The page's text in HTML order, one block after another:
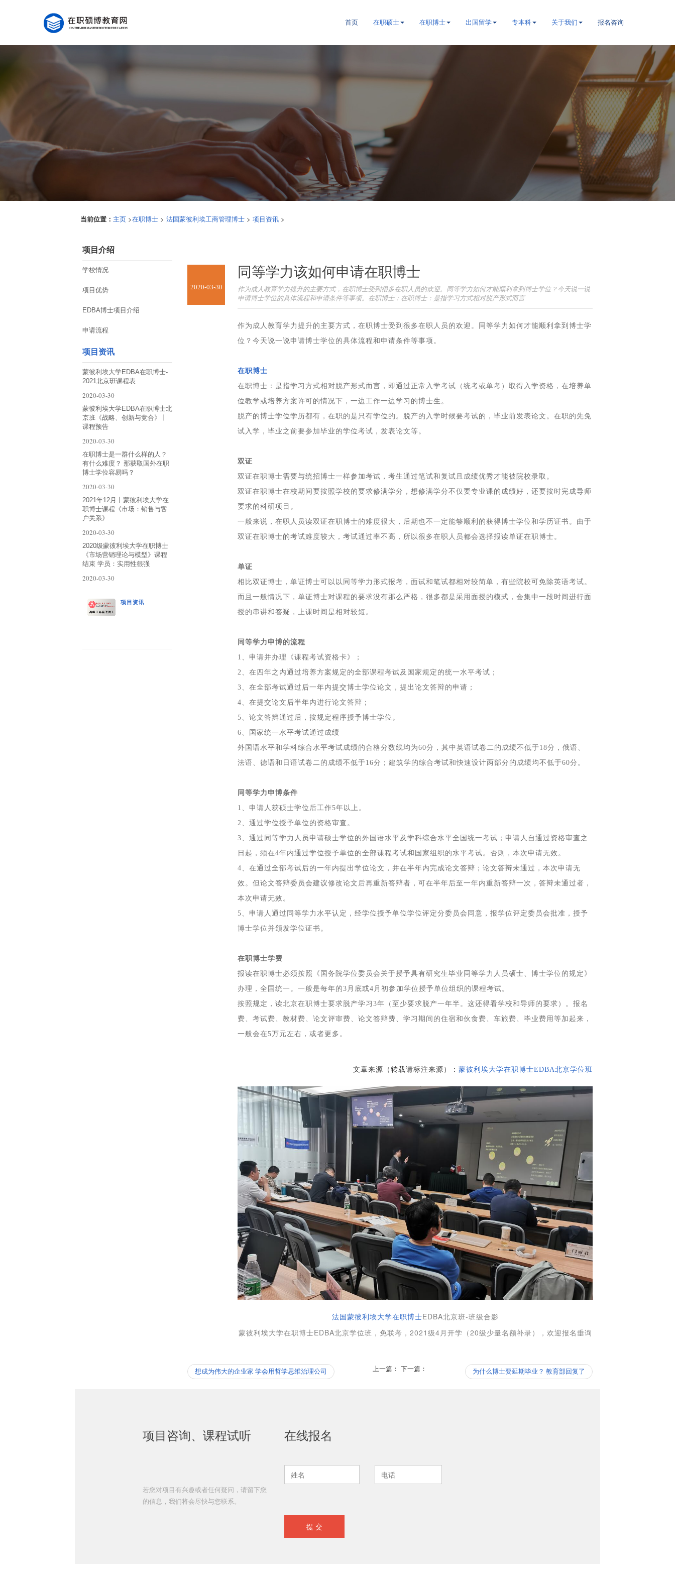
首页 在职硕士 在职博士 出国留学 专本科 关于我们 报名咨询
当前位置： 主页>在职博士> 法国蒙彼利埃工商管理博士> 项目资讯>
项目介绍
学校情况
项目优势
EDBA博士项目介绍
申请流程
项目资讯
蒙彼利埃大学EDBA在职博士-
2021北京班课程表
2020-03-30
蒙彼利埃大学EDBA在职博士北
京班《战略、创新与竞合》丨
课程预告
2020-03-30
在职博士是一群什么样的人？
有什么难度？ 那获取国外在职
博士学位容易吗？
2020-03-30
2021年12月丨蒙彼利埃大学在
职博士课程《市场：销售与客
户关系》
2020-03-30
2020级蒙彼利埃大学在职博士
《市场营销理论与模型》课程
结束 学员：实用性很强
2020-03-30
项目资讯
2020-03-30
同等学力该如何申请在职博士
作为成人教育学力提升的主要方式，在职博士受到很多在职人员的欢迎。同等学力如何才能顺利拿到博士学位？今天说一说
申请博士学位的具体流程和申请条件等事项。在职博士：在职博士：是指学习方式相对脱产形式而言
作为成人教育学力提升的主要方式，在职博士受到很多在职人员的欢迎。同等学力如何才能顺利拿到博士学
位？今天说一说申请博士学位的具体流程和申请条件等事项。
在职博士
在职博士：是指学习方式相对脱产形式而言，即通过正常入学考试（统考或单考）取得入学资格，在培养单
位教学或培养方案许可的情况下，一边工作一边学习的博士生。
脱产的博士学位学历都有，在职的是只有学位的。脱产的入学时候要考试的，毕业前发表论文。在职的先免
试入学，毕业之前要参加毕业的学位考试，发表论文等。
双证
双证在职博士需要与统招博士一样参加考试，考生通过笔试和复试且成绩优秀才能被院校录取。
双证在职博士在校期间要按照学校的要求修满学分，想修满学分不仅要专业课的成绩好，还要按时完成导师
要求的科研项目。
一般来说，在职人员读双证在职博士的难度很大，后期也不一定能够顺利的获得博士学位和学历证书。由于
双证在职博士的考试难度较大，考试通过率不高，所以很多在职人员都会选择报读单证在职博士。
单证
相比双证博士，单证博士可以以同等学力形式报考，面试和笔试都相对较简单，有些院校可免除英语考试。
而且一般情况下，单证博士对课程的要求没有那么严格，很多都是采用面授的模式，会集中一段时间进行面
授的串讲和答疑，上课时间是相对较短。
同等学力申博的流程
1、申请并办理《课程考试资格卡》；
2、在四年之内通过培养方案规定的全部课程考试及国家规定的统一水平考试；
3、在全部考试通过后一年内提交博士学位论文，提出论文答辩的申请；
4、在提交论文后半年内进行论文答辩；
5、论文答辫通过后，按规定程序授予博士学位。
6、国家统一水平考试通过成绩
外国语水平和学科综合水平考试成绩的合格分数线均为60分，其中英语试卷二的成绩不低于18分，俄语、
法语、德语和日语试卷二的成绩不低于16分；建筑学的综合考试和快速设计两部分的成绩均不低于60分。
同等学力申博条件
1、申请人获硕士学位后工作5年以上。
2、通过学位授予单位的资格审查。
3、通过同等学力人员申请硕士学位的外国语水平及学科综合水平全国统一考试；申请人自通过资格审查之
日起，须在4年内通过学位授予单位的全部课程考试和国家组织的水平考试。否则，本次申请无效。
4、在通过全部考试后的一年内提出学位论文，并在半年内完成论文答辩；论文答辩未通过，本次申请无
效。但论文答辩委员会建议修改论文后再重新答辩者，可在半年后至一年内重新答辩一次，答辩未通过者，
本次申请无效。
5、申请人通过同等学力水平认定，经学位授予单位学位评定分委员会同意，报学位评定委员会批准，授予
博士学位并颁发学位证书。
在职博士学费
报读在职博士必须按照《国务院学位委员会关于授予具有研究生毕业同等学力人员硕士、博士学位的规定》
办理，全国统一。一般是每年的3月底或4月初参加学位授予单位组织的课程考试。
按照规定，读北京在职博士要求脱产学习3年（至少要求脱产一年半。这还得看学校和导师的要求）。报名
费、考试费、教材费、论文评审费、论文答辩费、学习期间的住宿和伙食费、车旅费、毕业费用等加起来，
一般会在5万元左右，或者更多。
文章来源（转载请标注来源）： 蒙彼利埃大学在职博士EDBA北京学位班
法国蒙彼利埃大学在职博士EDBA北京班-班级合影
蒙彼利埃大学在职博士EDBA北京学位班，免联考，2021级4月开学（20级少量名额补录），欢迎报名垂询
上一篇：
想成为伟大的企业家 学会用哲学思维治理公司 下一篇： 为什么博士要延期毕业？ 教育部回复了
项目咨询、课程试听
若您对项目有兴趣或者任何疑问，请留下您
的信息，我们将会尽快与您联系。
在线报名
提 交